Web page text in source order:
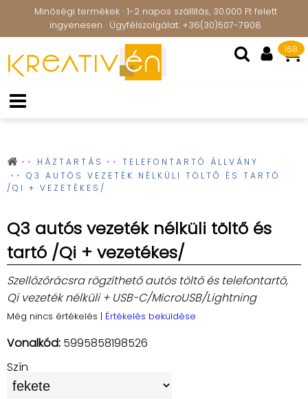
Minőségi termékek · 1-2 napos szállítás, 30.000 Ft felett
ingyenesen · Ügyfélszolgálat: +36(30)507-7908
168
HÁZTARTÁS
TELEFONTARTÓ ÁLLVÁNY
Q3 AUTÓS VEZETÉK NÉLKÜLI TÖLTŐ ÉS TARTÓ
/QI + VEZETÉKES/
Q3 autós vezeték nélküli töltő és
tartó /Qi + vezetékes/
Szellőzőrácsra rögzíthető autós töltő és telefontartó,
Qi vezeték nélküli + USB-C/MicroUSB/Lightning
Még nincs értékelés | Értékelés beküldése
Vonalkód: 5995858198526
Szín